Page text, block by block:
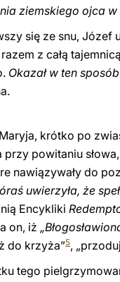
ziemskiego ojca
się ze snu, Józef
razem z całą
Okazał w ten
krótko po
przy powitaniu
nawiązywały do
uwierzyła, że
Encykliki
on, iż
do krzyża”5,
tego